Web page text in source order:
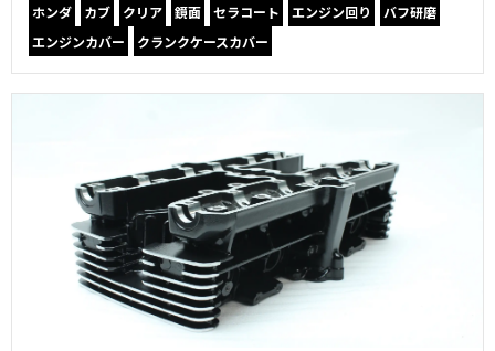
ホンダ カブ クリア 鏡面 セラコート エンジン回り
バフ研磨
エンジンカバー
クランクケースカバー